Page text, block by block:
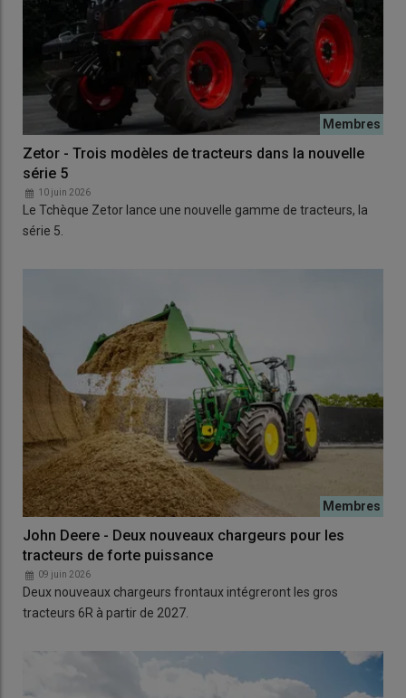
Zetor - Trois modèles de tracteurs dans la nouvelle
série 5
10 juin 2026
Le Tchèque Zetor lance une nouvelle gamme de tracteurs, la
série 5.
John Deere - Deux nouveaux chargeurs pour les
tracteurs de forte puissance
09 juin 2026
Deux nouveaux chargeurs frontaux intégreront les gros
tracteurs 6R à partir de 2027.